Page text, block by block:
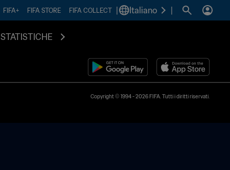
FIFA+ FIFA STORE FIFA COLLECT Italiano
STATISTICHE
Copyright © 1994 - 2026 FIFA. Tutti i diritti riservati.